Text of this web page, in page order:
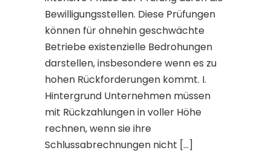
Bewilligungsstellen. Diese Prüfungen
können für ohnehin geschwächte
Betriebe existenzielle Bedrohungen
darstellen, insbesondere wenn es zu
hohen Rückforderungen kommt. I.
Hintergrund Unternehmen müssen
mit Rückzahlungen in voller Höhe
rechnen, wenn sie ihre
Schlussabrechnungen nicht […]